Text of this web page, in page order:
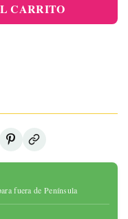
CARRITO
fuera de Península